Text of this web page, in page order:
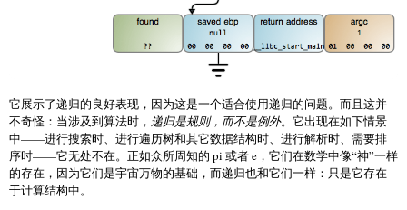
它展示了递归的良好表现，因为这是一个适合使用递归的问题。而且这并
不奇怪：当涉及到算法时， 递归是规则，而不是例外。它出现在如下情景
中——进行搜索时、进行遍历树和其它数据结构时、进行解析时、需要排
序时——它无处不在。正如众所周知的 pi 或者 e，它们在数学中像“神”一样
的存在，因为它们是宇宙万物的基础，而递归也和它们一样：只是它存在
于计算结构中。